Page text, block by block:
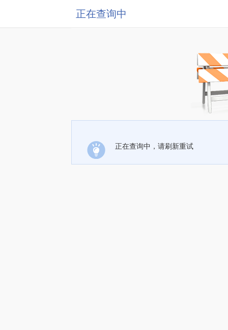
正在查询中
正在查询中，请刷新重试